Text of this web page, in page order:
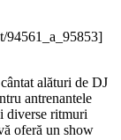
94561_a_95853]
alături de DJ
antrenantele
diverse ritmuri
oferă un show